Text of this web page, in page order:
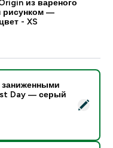
из вареного
рисунком —
- XS
проймами MP
заниженными
Day — серый